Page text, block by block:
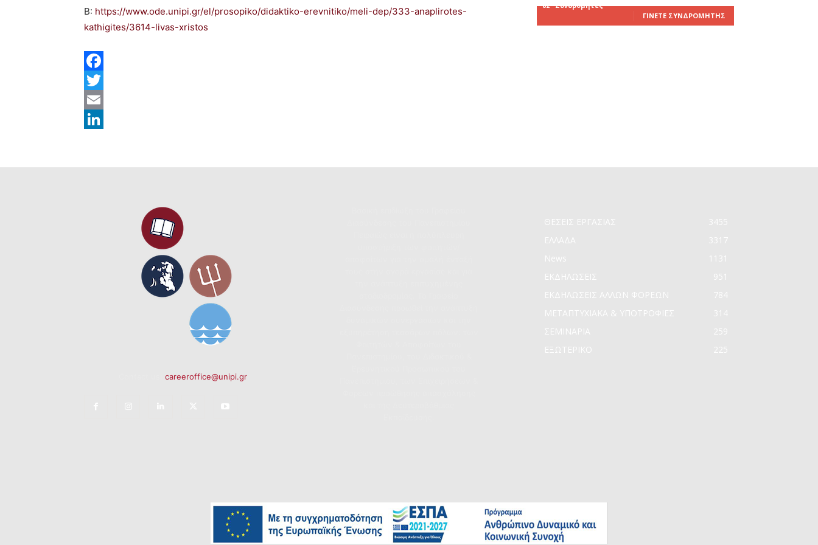
B: https://www.ode.unipi.gr/el/prosopiko/didaktiko-erevnitiko/meli-dep/333-anaplirotes-
kathigites/3614-livas-xristos
Facebook
Twitter
Email
82 Συνδρομητές
ΓΊΝΕΤΕ ΣΥΝΔΡΟΜΗΤΉΣ
careeroffice@unipi.gr
ΘΕΣΕΙΣ ΕΡΓΑΣΙΑΣ
3455
ΕΛΛΑΔΑ
3317
News
1131
ΕΚΔΗΛΩΣΕΙΣ
951
ΕΚΔΗΛΩΣΕΙΣ ΑΛΛΩΝ ΦΟΡΕΩΝ
784
ΜΕΤΑΠΤΥΧΙΑΚΑ & ΥΠΟΤΡΟΦΙΕΣ
314
ΣΕΜΙΝΑΡΙΑ
259
ΕΞΩΤΕΡΙΚΟ
225